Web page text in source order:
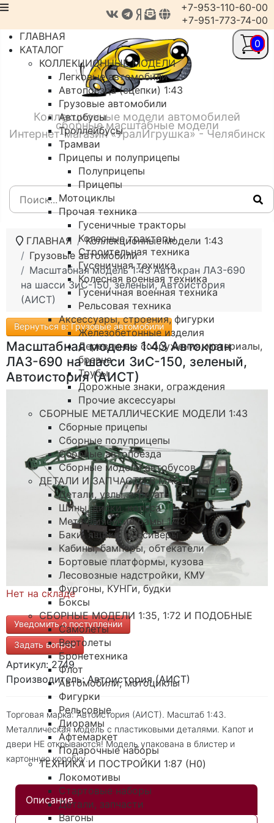
Коллекционные модели автомобилей
сборные масштабные модели
Интернет-магазин «УралИгрушка» - Челябинск
+7-953-110-60-00
+7-951-773-74-00
ГЛАВНАЯ
КАТАЛОГ
КОЛЛЕКЦИОННЫЕ МОДЕЛИ
Легковые автомобили
Автопоезда (сцепки) 1:43
Грузовые автомобили
Автобусы
Троллейбусы
Трамваи
Прицепы и полуприцепы
Полуприцепы
Прицепы
Мотоциклы
Прочая техника
Гусеничные тракторы
Колесные тракторы
Строительная техника
Гусеничная техника
Колесная военная техника
Гусеничная военная техника
Рельсовая техника
Аксессуары, строения, фигурки
Железобетонные изделия
Деревянные сооружения, материалы,
бревна
Трубы
Дорожные знаки, ограждения
Прочие аксессуары
СБОРНЫЕ МЕТАЛЛИЧЕСКИЕ МОДЕЛИ 1:43
Сборные прицепы
Сборные полуприцепы
Сборные автопоезда
Сборные модели автобусов
ДЕТАЛИ И ЗАПЧАСТИ В МАСШТАБЕ 1:43
Детали, узлы, агрегаты
Шины, диски, колеса
Металлические рамы 1:43
Баки, ящики, рессиверы
Кабины, бамперы, обтекатели
Бортовые платформы, кузова
Лесовозные надстройки, КМУ
Фургоны, КУНГи, будки
Боксы
СБОРНЫЕ МОДЕЛИ 1:35, 1:72 И ПОДОБНЫЕ
Самолеты
Вертолеты
Бронетехника
Флот
Автомобили, мотоциклы
Фигурки
Рельсовые
Диорамы
Афтемаркет
Подарочные наборы
ТЕХНИКА И ПОСТРОЙКИ 1:87 (H0)
Локомотивы
Стартовые наборы
Детали, запчасти
Вагоны
ГЛАВНАЯ
Коллекционные модели 1:43
Грузовые автомобили
Масштабная модель 1:43 Автокран ЛАЗ-690
на шасси ЗиС-150, зеленый, Автоистория
(АИСТ)
Вернуться в: Грузовые автомобили
Масштабная модель 1:43 Автокран
ЛАЗ-690 на шасси ЗиС-150, зеленый,
Автоистория (АИСТ)
Нет на складе
Уведомить о поступлении
Задать вопрос
Артикул: 2749
Производитель: Автоистория (АИСТ)
Торговая марка: Автоистория (АИСТ). Масштаб 1:43.
Металлическая модель с пластиковыми деталями. Капот и
двери НЕ открываются! Модель упакована в блистер и
картонную коробку.
Описание
0